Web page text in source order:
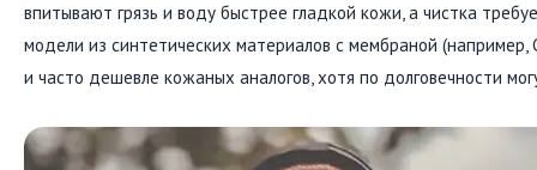
впитывают грязь и воду быстрее гладкой кожи, а чистка
модели из синтетических материалов с мембраной (например,
и часто дешевле кожаных аналогов, хотя по долговечности